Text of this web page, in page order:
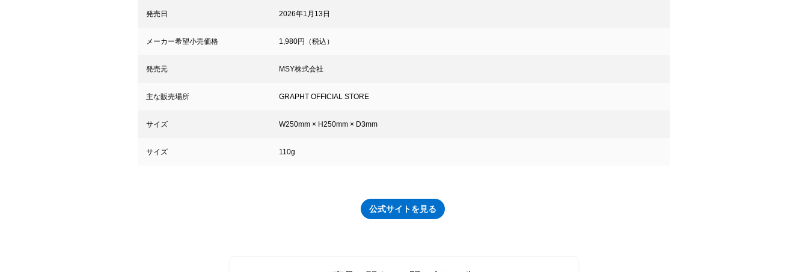
発売日 2026年1月13日
メーカー希望小売価格 1,980円（税込）
発売元 MSY株式会社
主な販売場所 GRAPHT OFFICIAL STORE
サイズ W250mm × H250mm × D3mm
サイズ 110g
公式サイトを見る